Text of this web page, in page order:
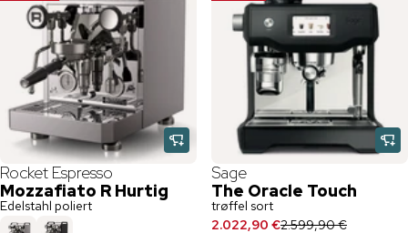
Rocket Espresso
Mozzafiato R Hurtig
Edelstahl poliert
Sage
The Oracle Touch
trøffel sort
2.022,90 €2.599,90 €